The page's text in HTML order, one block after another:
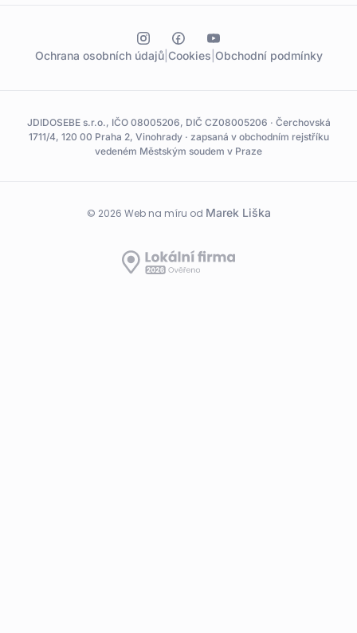
Ochrana osobních údajů| Cookies Obchodní podmínky
JDIDOSEBE s.r.o., IČO 08005206, DIČ CZ08005206 · Čerchovská
1711/4, 120 00 Praha 2, Vinohrady · zapsaná v obchodním rejstříku
vedeném Městským soudem v Praze
© 2026 Web na míru od Marek Liška